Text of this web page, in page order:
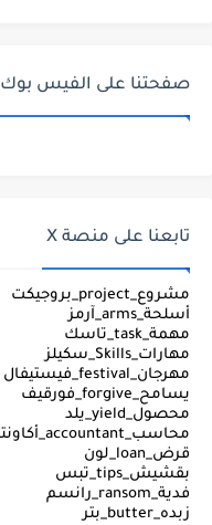
صفحتنا على الفيس بوك
تابعنا على منصة X
مشروع_project_بروجيكت
أسلحة_arms_آرمز
مهمة_task_تاسك
مهارات_Skills_سكيلز
مهرجان_festival_فيستيفال
يسامح_forgive_فورقيف
محصول_yield_يلد
محاسب_accountant_أكاونتانت
قرض_loan_لون
بقشيش_tips_تبس
فدية_ransom_رانسم
زبده_butter_بتر